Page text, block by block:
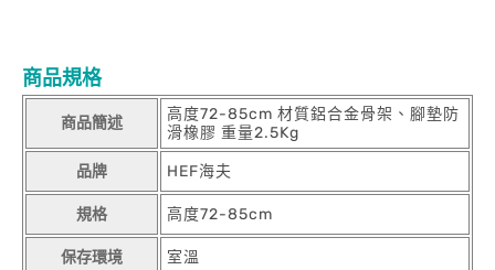
商品規格
商品簡述
高度72-85cm 材質鋁合金骨架、腳墊防
滑橡膠 重量2.5Kg
品牌 HEF海夫
規格 高度72-85cm
保存環境 室溫